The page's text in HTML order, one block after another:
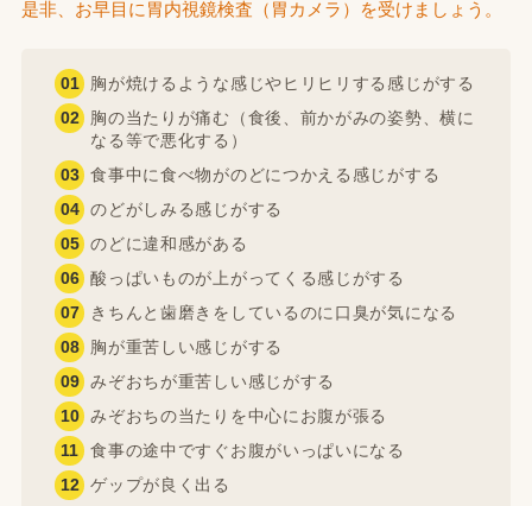
是非、お早目に胃内視鏡検査（胃カメラ）を受けましょう。
胸が焼けるような感じやヒリヒリする感じがする
胸の当たりが痛む（食後、前かがみの姿勢、横に
なる等で悪化する）
食事中に食べ物がのどにつかえる感じがする
のどがしみる感じがする
のどに違和感がある
酸っぱいものが上がってくる感じがする
きちんと歯磨きをしているのに口臭が気になる
胸が重苦しい感じがする
みぞおちが重苦しい感じがする
みぞおちの当たりを中心にお腹が張る
食事の途中ですぐお腹がいっぱいになる
ゲップが良く出る